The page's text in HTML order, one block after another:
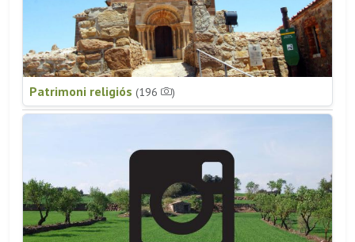
Patrimoni religiós (196 )